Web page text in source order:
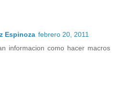
Espinoza febrero 20, 2011
informacion como hacer macros